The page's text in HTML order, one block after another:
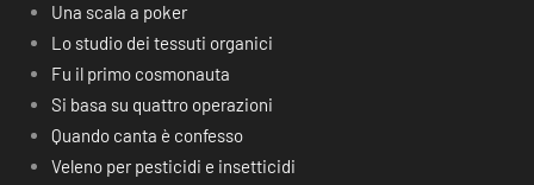
Una scala a poker
Lo studio dei tessuti organici
Fu il primo cosmonauta
Si basa su quattro operazioni
Quando canta è confesso
Veleno per pesticidi e insetticidi